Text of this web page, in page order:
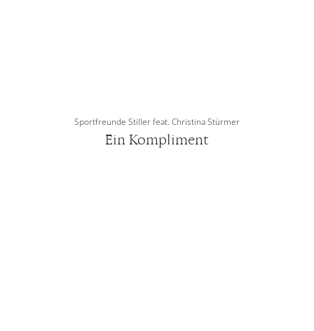
Sportfreunde Stiller feat. Christina Stürmer
Ein Kompliment